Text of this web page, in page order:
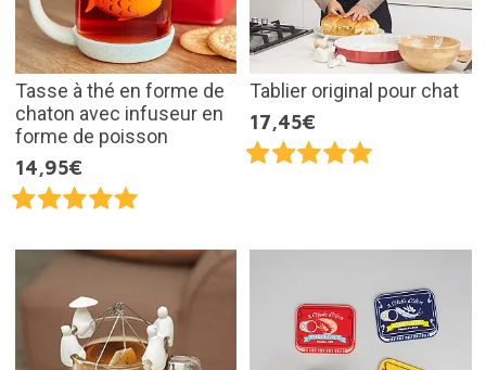
Tasse à thé en forme de
chaton avec infuseur en
forme de poisson
14,95€
Tablier original pour chat
17,45€